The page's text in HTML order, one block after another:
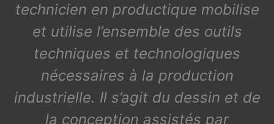
technicien en productique mobilise
et utilise l’ensemble des outils
techniques et technologiques
nécessaires à la production
industrielle. Il s’agit du dessin et de
la conception assistés par